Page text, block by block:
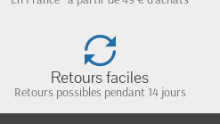
Retours faciles
Retours possibles pendant 14 jours